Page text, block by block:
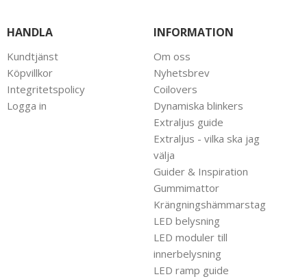
HANDLA
Kundtjänst
Köpvillkor
Integritetspolicy
Logga in
INFORMATION
Om oss
Nyhetsbrev
Coilovers
Dynamiska blinkers
Extraljus guide
Extraljus - vilka ska jag
välja
Guider & Inspiration
Gummimattor
Krängningshämmarstag
LED belysning
LED moduler till
innerbelysning
LED ramp guide